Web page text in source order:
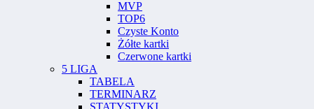
MVP
TOP6
Czyste Konto
Żółte kartki
Czerwone kartki
5 LIGA
TABELA
TERMINARZ
STATYSTYKI